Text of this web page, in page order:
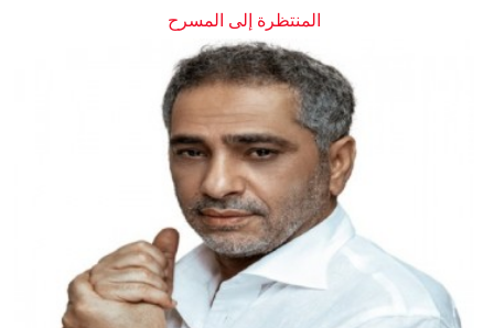
المنتظرة إلى المسرح